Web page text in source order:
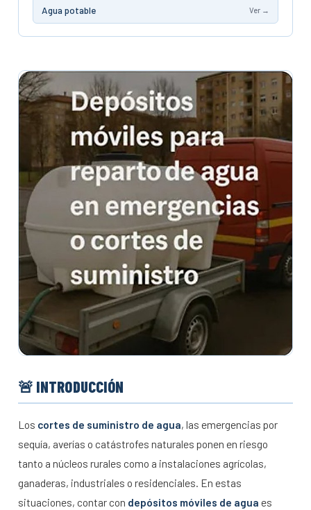
🚨 INTRODUCCIÓN
Los cortes de suministro de agua, las emergencias por
sequía, averías o catástrofes naturales ponen en riesgo
tanto a núcleos rurales como a instalaciones agrícolas,
ganaderas, industriales o residenciales. En estas
situaciones, contar con depósitos móviles de agua es
Agua potable Ver →